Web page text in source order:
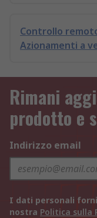
Controllo
Azionamenti a
Rimani
prodotto e
Indirizzo email
I dati personali
nostra Politica sulla